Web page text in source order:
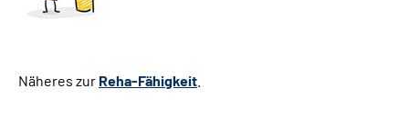
Näheres zur Reha-Fähigkeit